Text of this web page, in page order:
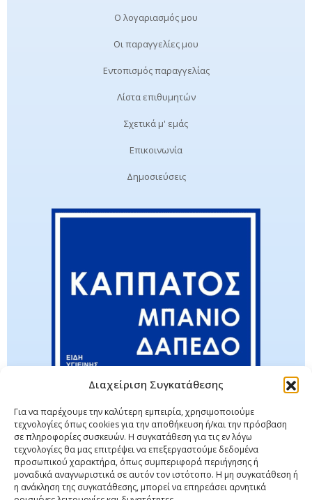
Διαχείριση Συγκατάθεσης
Για να παρέχουμε την καλύτερη εμπειρία, χρησιμοποιούμε
τεχνολογίες όπως cookies για την αποθήκευση ή/και την πρόσβαση
σε πληροφορίες συσκευών. Η συγκατάθεση για τις εν λόγω
τεχνολογίες θα μας επιτρέψει να επεξεργαστούμε δεδομένα
προσωπικού χαρακτήρα, όπως συμπεριφορά περιήγησης ή
μοναδικά αναγνωριστικά σε αυτόν τον ιστότοπο. Η μη συγκατάθεση ή
η ανάκληση της συγκατάθεσης, μπορεί να επηρεάσει αρνητικά
Ο λογαριασμός μου
Οι παραγγελίες μου
Εντοπισμός παραγγελίας
Λίστα επιθυμητών
Σχετικά μ' εμάς
Επικοινωνία
Δημοσιεύσεις